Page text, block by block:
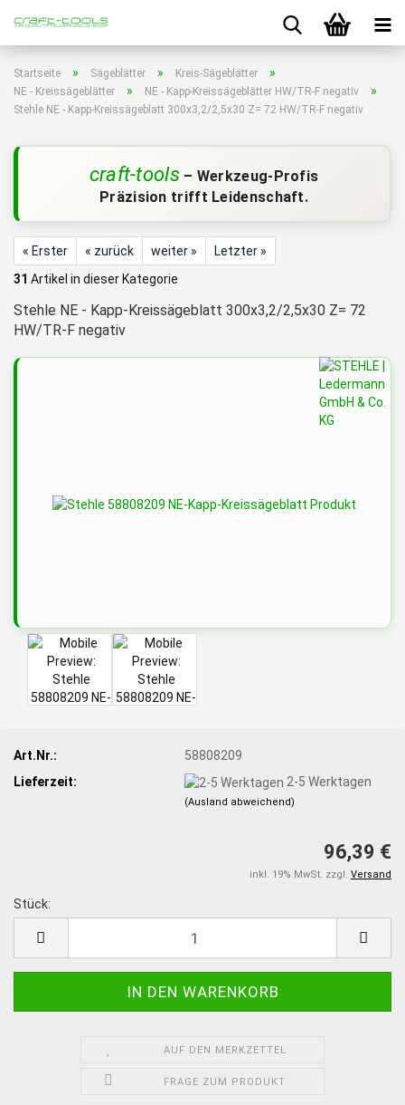
Startseite » Sägeblätter » Kreis-Sägeblätter »
NE - Kreissägeblätter » NE - Kapp-Kreissägeblätter HW/TR-F negativ »
Stehle NE - Kapp-Kreissägeblatt 300x3,2/2,5x30 Z= 72 HW/TR-F negativ
craft-tools – Werkzeug-Profis
Präzision trifft Leidenschaft.
« Erster « zurück weiter »
Letzter »
31 Artikel in dieser Kategorie
Stehle NE - Kapp-Kreissägeblatt 300x3,2/2,5x30 Z= 72
HW/TR-F negativ
Art.Nr.:
58808209
Lieferzeit:
2-5 Werktagen
(Ausland abweichend)
96,39 €
inkl. 19% MwSt. zzgl. Versand
Stück:
AUF DEN MERKZETTEL
FRAGE ZUM PRODUKT